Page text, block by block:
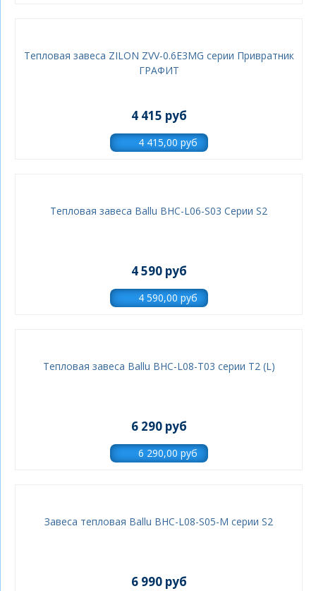
Тепловая завеса ZILON ZVV-0.6E3MG серии Привратник
ГРАФИТ
4 415 руб
Тепловая завеса Ballu BHC-L06-S03 Серии S2
4 590 руб
Тепловая завеса Ballu BHC-L08-T03 серии Т2 (L)
6 290 руб
Завеса тепловая Ballu BHC-L08-S05-M серии S2
6 990 руб